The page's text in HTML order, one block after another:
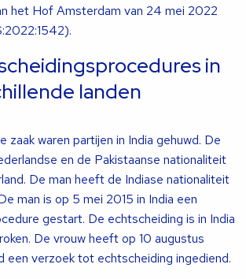
het Hof Amsterdam van 24 mei 2022
in
landen
zaak waren partijen in India gehuwd. De
en de Pakistaanse nationaliteit
De man heeft de Indiase nationaliteit
man is op 5 mei 2015 in India een
gestart. De echtscheiding is in India
De vrouw heeft op 10 augustus
een verzoek tot echtscheiding ingediend.